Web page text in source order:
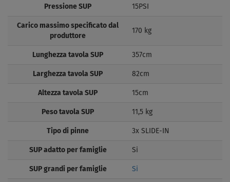
Pressione SUP 15PSI
Carico massimo specificato dal
produttore
170 kg
Lunghezza tavola SUP 357cm
Larghezza tavola SUP 82cm
Altezza tavola SUP 15cm
Peso tavola SUP 11,5 kg
Tipo di pinne 3x SLIDE-IN
SUP adatto per famiglie Si
SUP grandi per famiglie Si